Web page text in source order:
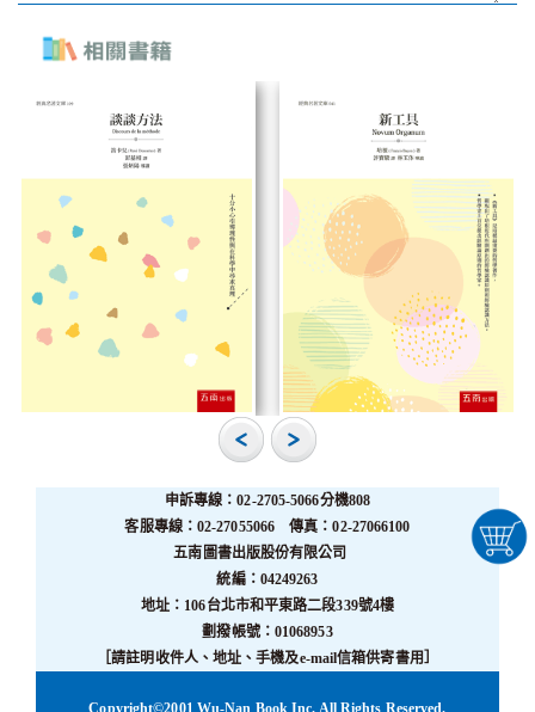
申訴專線：02-2705-5066分機808
客服專線：02-27055066 傳真：02-27066100
五南圖書出版股份有限公司
統編：04249263
地址：106台北市和平東路二段339號4樓
劃撥帳號：01068953
［請註明收件人、地址、手機及e-mail信箱供寄書用］